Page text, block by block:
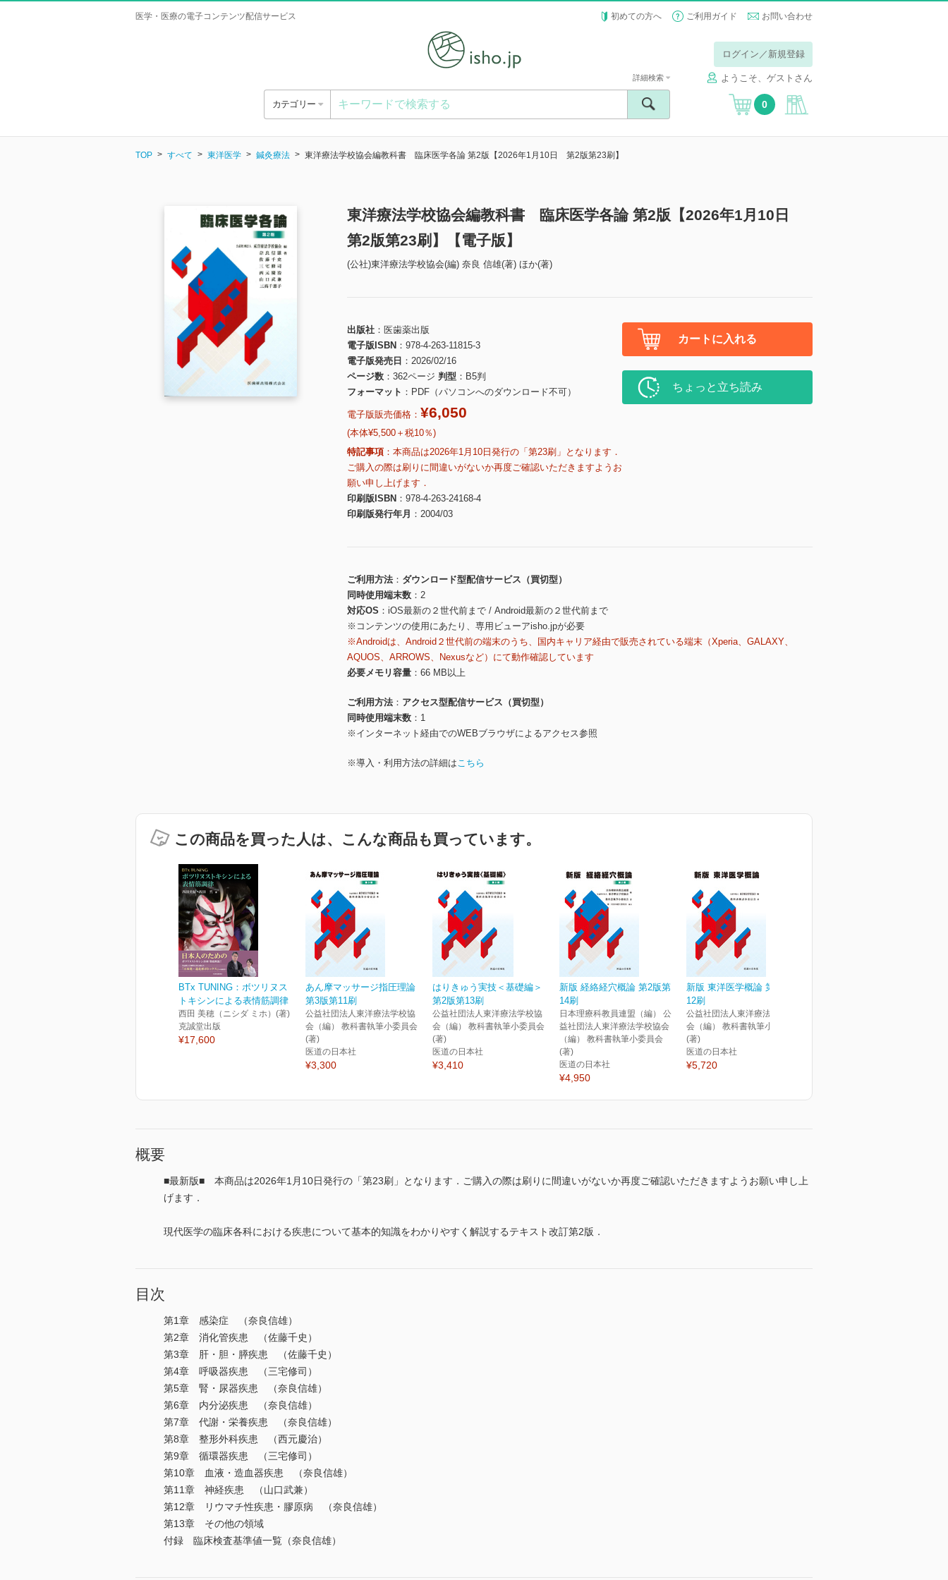
医学・医療の電子コンテンツ配信サービス 初めての方へ ご利用ガイド お問い合わせ
ログイン／新規登録
ようこそ、ゲストさん
カテゴリー
詳細検索
0
TOP すべて 東洋医学 鍼灸療法 東洋療法学校協会編教科書 臨床医学各論 第2版【2026年1月10日 第2版第23刷】
東洋療法学校協会編教科書 臨床医学各論 第2版【2026年1月10日
第2版第23刷】【電子版】
(公社)東洋療法学校協会(編) 奈良 信雄(著) ほか(著)
出版社
医歯薬出版
電子版ISBN
978-4-263-11815-3
電子版発売日
2026/02/16
ページ数
362ページ 判型
B5判
フォーマット
PDF（パソコンへのダウンロード不可）
電子版販売価格： ¥6,050
(本体¥5,500＋税10％)
特記事項
本商品は2026年1月10日発行の「第23刷」となります．
ご購入の際は刷りに間違いがないか再度ご確認いただきますようお
願い申し上げます．
印刷版ISBN
978-4-263-24168-4
印刷版発行年月
2004/03
カートに入れる
ちょっと立ち読み
ご利用方法
ダウンロード型配信サービス（買切型）
同時使用端末数
2
対応OS
iOS最新の２世代前まで / Android最新の２世代前まで
※コンテンツの使用にあたり、専用ビューアisho.jpが必要
※Androidは、Android２世代前の端末のうち、国内キャリア経由で販売されている端末（Xperia、GALAXY、
AQUOS、ARROWS、Nexusなど）にて動作確認しています
必要メモリ容量
66 MB以上
ご利用方法
アクセス型配信サービス（買切型）
同時使用端末数
1
※インターネット経由でのWEBブラウザによるアクセス参照
※導入・利用方法の詳細はこちら
この商品を買った人は、こんな商品も買っています。
BTx TUNING：ボツリヌス
トキシンによる表情筋調律
西田 美穂（ニシダ ミホ）(著)
克誠堂出版
¥17,600
あん摩マッサージ指圧理論
第3版第11刷
公益社団法人東洋療法学校協
会（編） 教科書執筆小委員会
(著)
医道の日本社
¥3,300
はりきゅう実技＜基礎編＞
第2版第13刷
公益社団法人東洋療法学校協
会（編） 教科書執筆小委員会
(著)
医道の日本社
¥3,410
新版 経絡経穴概論 第2版第
14刷
日本理療科教員連盟（編） 公
益社団法人東洋療法学校協会
（編） 教科書執筆小委員会
(著)
医道の日本社
¥4,950
新版 東洋医学概論 第1版第
12刷
公益社団法人東洋療法学校協
会（編） 教科書執筆小委員会
(著)
医道の日本社
¥5,720
概要
■最新版■ 本商品は2026年1月10日発行の「第23刷」となります．ご購入の際は刷りに間違いがないか再度ご確認いただきますようお願い申し上
げます．
現代医学の臨床各科における疾患について基本的知識をわかりやすく解説するテキスト改訂第2版．
目次
第1章 感染症 （奈良信雄）
第2章 消化管疾患 （佐藤千史）
第3章 肝・胆・膵疾患 （佐藤千史）
第4章 呼吸器疾患 （三宅修司）
第5章 腎・尿器疾患 （奈良信雄）
第6章 内分泌疾患 （奈良信雄）
第7章 代謝・栄養疾患 （奈良信雄）
第8章 整形外科疾患 （西元慶治）
第9章 循環器疾患 （三宅修司）
第10章 血液・造血器疾患 （奈良信雄）
第11章 神経疾患 （山口武兼）
第12章 リウマチ性疾患・膠原病 （奈良信雄）
第13章 その他の領域
付録 臨床検査基準値一覧（奈良信雄）